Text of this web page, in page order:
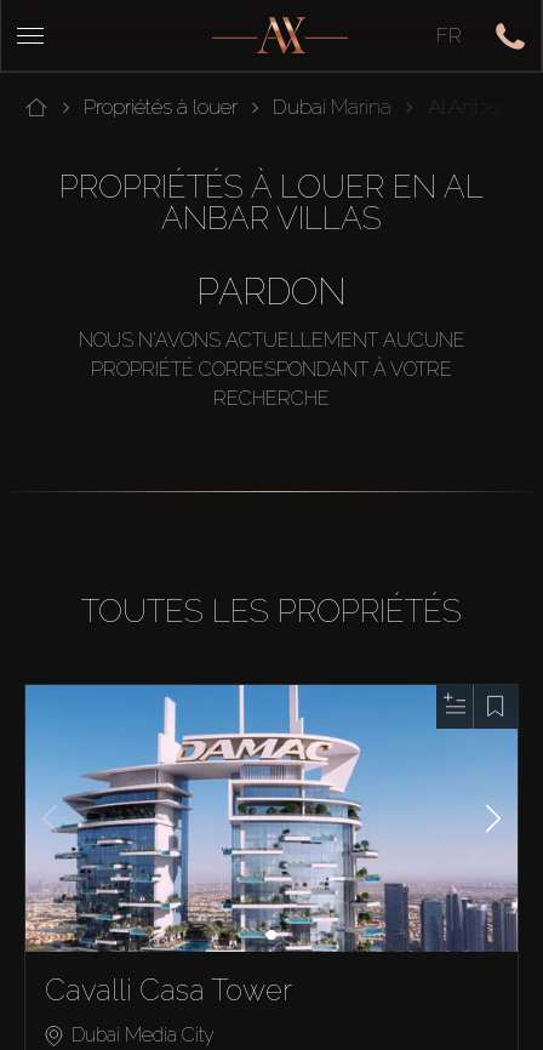
FR
Propriétés à louer Dubai Marina Al Anbar
PROPRIÉTÉS À LOUER EN AL
ANBAR VILLAS
PARDON
NOUS N'AVONS ACTUELLEMENT AUCUNE
PROPRIÉTÉ CORRESPONDANT À VOTRE
RECHERCHE
TOUTES LES PROPRIÉTÉS
Cavalli Casa Tower
Dubai Media City